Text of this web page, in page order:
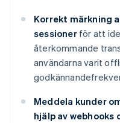
Korrekt märkning
sessionerför att
återkommande
användarna varit
Meddela kunder
hjälp av